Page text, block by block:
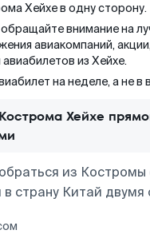
Хейхе в одну сторону.
внимание на
авиакомпаний,
из Хейхе.
на неделе, а не в
Хейхе
из Костромы
страну Китай двумя